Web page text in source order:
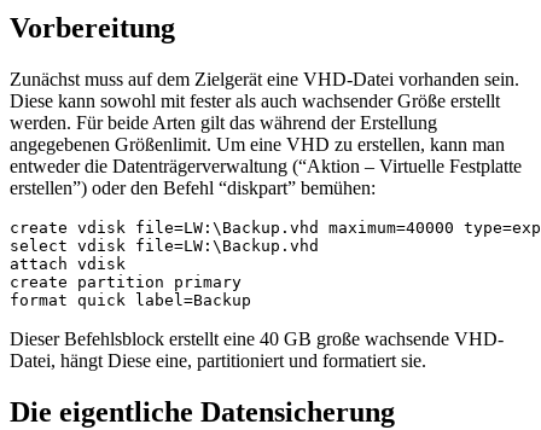
Vorbereitung
Zunächst muss auf dem Zielgerät eine VHD-Datei vorhanden sein.
Diese kann sowohl mit fester als auch wachsender Größe erstellt
werden. Für beide Arten gilt das während der Erstellung
angegebenen Größenlimit. Um eine VHD zu erstellen, kann man
entweder die Datenträgerverwaltung (“Aktion – Virtuelle Festplatte
erstellen”) oder den Befehl “diskpart” bemühen:
create vdisk file=LW:\Backup.vhd maximum=40000
select vdisk file=LW:\Backup.vhd
attach vdisk
create partition primary
format quick label=Backup
Dieser Befehlsblock erstellt eine 40 GB große wachsende VHD-
Datei, hängt Diese eine, partitioniert und formatiert sie.
Die eigentliche Datensicherung